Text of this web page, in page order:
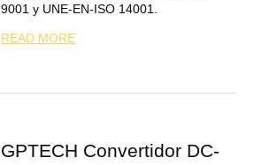
9001 y UNE-EN-ISO 14001.
READ MORE
GPTECH Convertidor DC-